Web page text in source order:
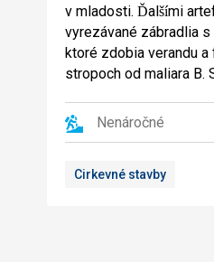
v mladosti. Ďalšími
vyrezávané zábradlia s
ktoré zdobia verandu a
stropoch od maliara B.
Nenáročné
Cirkevné stavby